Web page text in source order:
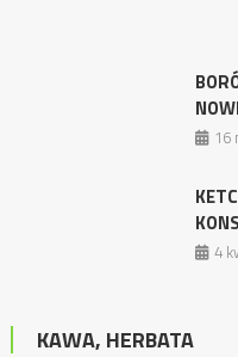
16
4
KAWA, HERBATA